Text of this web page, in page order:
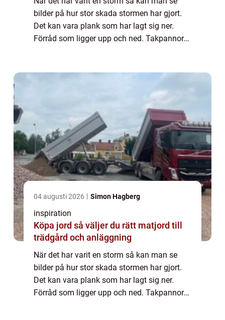
bilder på hur stor skada stormen har gjort.
Det kan vara plank som har lagt sig ner.
Förråd som ligger upp och ned. Takpannor
04 augusti 2026 Simon Hagberg
inspiration
Köpa jord så väljer du rätt matjord till
trädgård och anläggning
När det har varit en storm så kan man se
bilder på hur stor skada stormen har gjort.
Det kan vara plank som har lagt sig ner.
Förråd som ligger upp och ned. Takpannor